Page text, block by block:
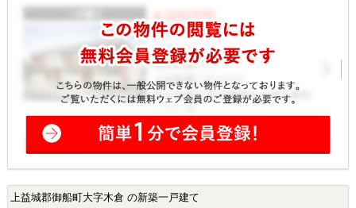
上益城郡御船町大字木倉 の新築一戸建て